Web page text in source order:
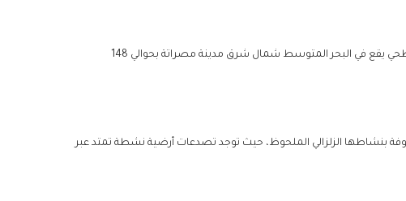
وأوضح المركز، أن الهزة كانت بعمق 10 كيلومترات وأن مركزها السطحي يقع في البحر المتوسط شمال شرق مدينة مصراتة بحوالي 148
بنشاطها الزلزالي الملحوظ، حيث توجد تصدعات أرضية نشطة تمتد عبر